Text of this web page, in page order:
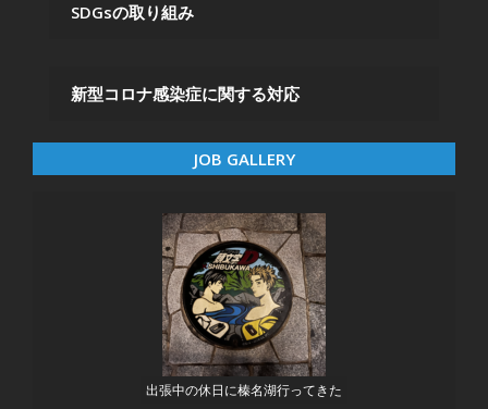
SDGsの取り組み
新型コロナ感染症に関する対応
JOB GALLERY
出張中の休日に榛名湖行ってきた